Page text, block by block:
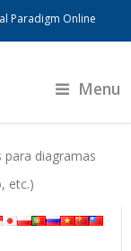
Paradigm Online
Menu
diagramas
etc.)